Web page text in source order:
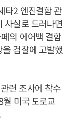
타2 엔진결함 관
사실로 드러나면
의 에어백 결함
검찰에 고발했
련 조사에 착수
월 미국 도로교